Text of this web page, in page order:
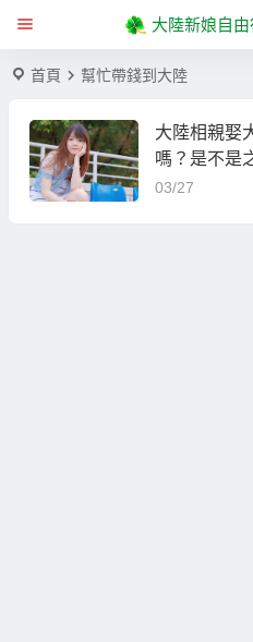
大陸新娘自
首頁 幫忙帶錢到大陸
大陸相親娶
嗎？是不是
03/27